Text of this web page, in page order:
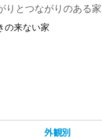
りとつながりのある家
の来ない家
外観別